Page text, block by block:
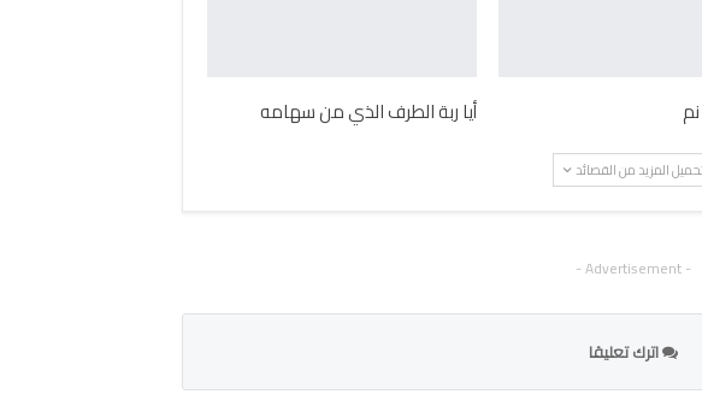
أيا ربة الطرف الذي من سهامه
المزيد من القصائد
- Advertisement -
اترك تعليقا